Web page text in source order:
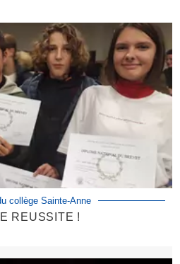
collège Sainte-Anne
REUSSITE !